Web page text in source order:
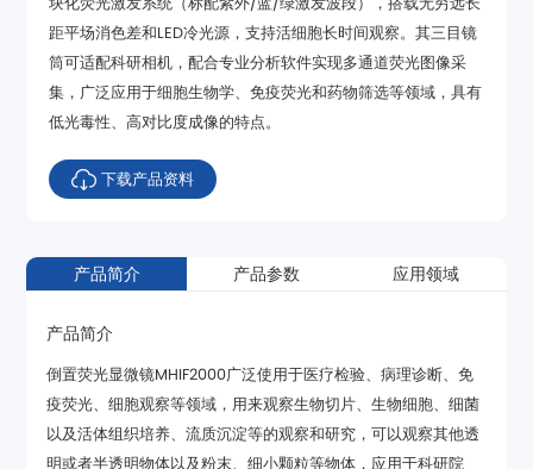
低光毒性、高对比度成像的特点。
下载产品资料
产品简介 产品参数 应用领域
产品简介